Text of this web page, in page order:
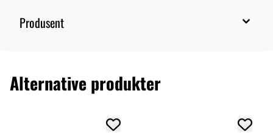
Produsent
Alternative produkter